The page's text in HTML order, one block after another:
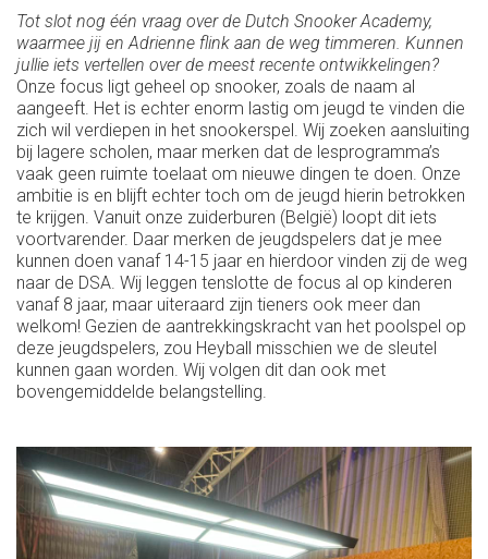
Tot slot nog één vraag over de Dutch Snooker Academy,
waarmee jij en Adrienne flink aan de weg timmeren. Kunnen
jullie iets vertellen over de meest recente ontwikkelingen?
Onze focus ligt geheel op snooker, zoals de naam al
aangeeft. Het is echter enorm lastig om jeugd te vinden die
zich wil verdiepen in het snookerspel. Wij zoeken aansluiting
bij lagere scholen, maar merken dat de lesprogramma’s
vaak geen ruimte toelaat om nieuwe dingen te doen. Onze
ambitie is en blijft echter toch om de jeugd hierin betrokken
te krijgen. Vanuit onze zuiderburen (België) loopt dit iets
voortvarender. Daar merken de jeugdspelers dat je mee
kunnen doen vanaf 14-15 jaar en hierdoor vinden zij de weg
naar de DSA. Wij leggen tenslotte de focus al op kinderen
vanaf 8 jaar, maar uiteraard zijn tieners ook meer dan
welkom! Gezien de aantrekkingskracht van het poolspel op
deze jeugdspelers, zou Heyball misschien we de sleutel
kunnen gaan worden. Wij volgen dit dan ook met
bovengemiddelde belangstelling.